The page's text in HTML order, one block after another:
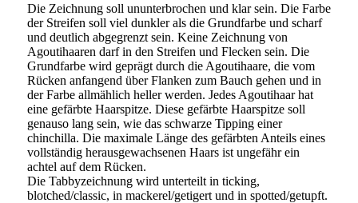
Die Zeichnung soll ununterbrochen und klar sein. Die Farbe
der Streifen soll viel dunkler als die Grundfarbe und scharf
und deutlich abgegrenzt sein. Keine Zeichnung von
Agoutihaaren darf in den Streifen und Flecken sein. Die
Grundfarbe wird geprägt durch die Agoutihaare, die vom
Rücken anfangend über Flanken zum Bauch gehen und in
der Farbe allmählich heller werden. Jedes Agoutihaar hat
eine gefärbte Haarspitze. Diese gefärbte Haarspitze soll
genauso lang sein, wie das schwarze Tipping einer
chinchilla. Die maximale Länge des gefärbten Anteils eines
vollständig herausgewachsenen Haars ist ungefähr ein
achtel auf dem Rücken.
Die Tabbyzeichnung wird unterteilt in ticking,
blotched/classic, in mackerel/getigert und in spotted/getupft.